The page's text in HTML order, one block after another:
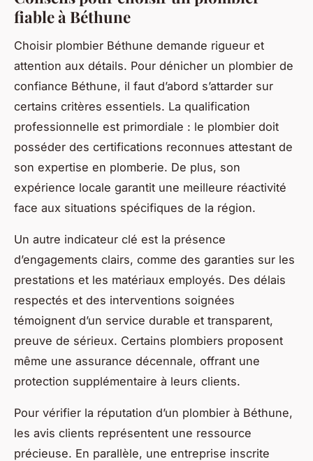
fiable à Béthune
Choisir plombier Béthune demande rigueur et
attention aux détails. Pour dénicher un plombier de
confiance Béthune, il faut d’abord s’attarder sur
certains critères essentiels. La qualification
professionnelle est primordiale : le plombier doit
posséder des certifications reconnues attestant de
son expertise en plomberie. De plus, son
expérience locale garantit une meilleure réactivité
face aux situations spécifiques de la région.
Un autre indicateur clé est la présence
d’engagements clairs, comme des garanties sur les
prestations et les matériaux employés. Des délais
respectés et des interventions soignées
témoignent d’un service durable et transparent,
preuve de sérieux. Certains plombiers proposent
même une assurance décennale, offrant une
protection supplémentaire à leurs clients.
Pour vérifier la réputation d’un plombier à Béthune,
les avis clients représentent une ressource
précieuse. En parallèle, une entreprise inscrite